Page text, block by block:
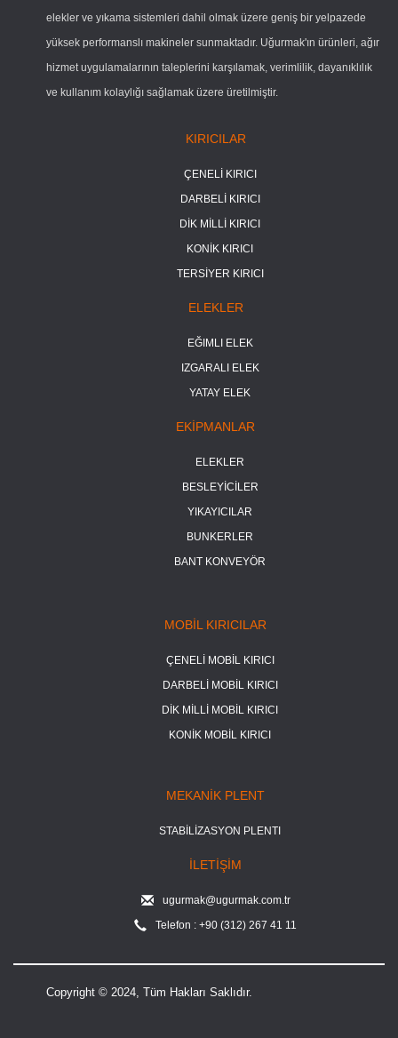
elekler ve yıkama sistemleri dahil olmak üzere geniş bir yelpazede
yüksek performanslı makineler sunmaktadır. Uğurmak'ın ürünleri, ağır
hizmet uygulamalarının taleplerini karşılamak, verimlilik, dayanıklılık
ve kullanım kolaylığı sağlamak üzere üretilmiştir.
KIRICILAR
ÇENELİ KIRICI
DARBELİ KIRICI
DİK MİLLİ KIRICI
KONİK KIRICI
TERSİYER KIRICI
ELEKLER
EĞIMLI ELEK
IZGARALI ELEK
YATAY ELEK
EKİPMANLAR
ELEKLER
BESLEYİCİLER
YIKAYICILAR
BUNKERLER
BANT KONVEYÖR
MOBİL KIRICILAR
ÇENELİ MOBİL KIRICI
DARBELİ MOBİL KIRICI
DİK MİLLİ MOBİL KIRICI
KONİK MOBİL KIRICI
MEKANİK PLENT
STABİLİZASYON PLENTI
İLETİŞİM
ugurmak@ugurmak.com.tr
Telefon : +90 (312) 267 41 11
Copyright © 2024, Tüm Hakları Saklıdır.